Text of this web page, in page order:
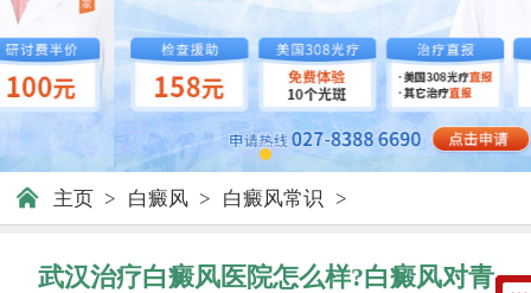
主页 > 白癜风 > 白癜风常识 >
武汉治疗白癜风医院怎么样?白癜风对青